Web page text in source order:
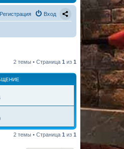
Вход
Регистрация
2 темы • Страница 1 из 1
2 темы • Страница 1 из 1